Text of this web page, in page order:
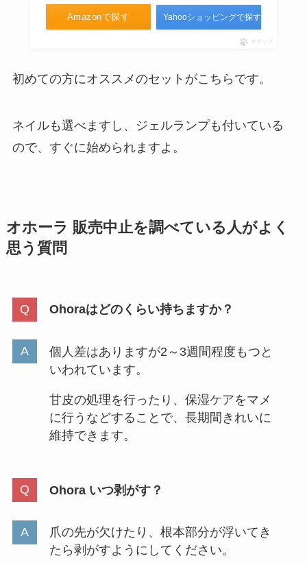
Amazonで探す Yahooショッピングで探す
ポチップ
初めての方にオススメのセットがこちらです。
ネイルも選べますし、ジェルランプも付いている
ので、すぐに始められますよ。
オホーラ 販売中止を調べている人がよく
思う質問
Ohoraはどのくらい持ちますか？
個人差はありますが2～3週間程度もつと
いわれています。
甘皮の処理を行ったり、保湿ケアをマメ
に行うなどすることで、長期間きれいに
維持できます。
Ohora いつ剥がす？
爪の先が欠けたり、根本部分が浮いてき
たら剥がすようにしてください。